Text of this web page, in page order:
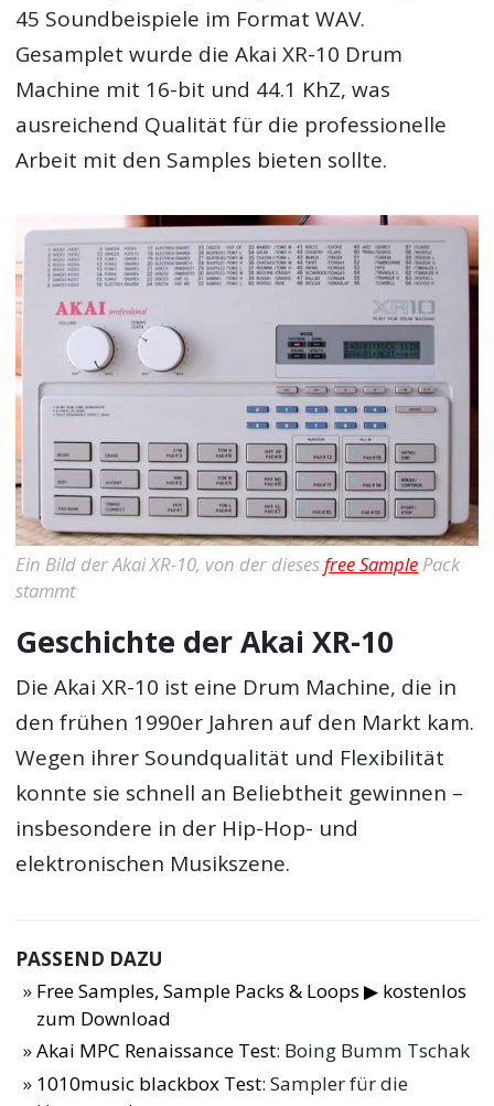
45 Soundbeispiele im Format WAV.
Gesamplet wurde die Akai XR-10 Drum
Machine mit 16-bit und 44.1 KhZ, was
ausreichend Qualität für die professionelle
Arbeit mit den Samples bieten sollte.
Ein Bild der Akai XR-10, von der diesesfree Sample Pack
stammt
Geschichte der Akai XR-10
Die Akai XR-10 ist eine Drum Machine, die in
den frühen 1990er Jahren auf den Markt kam.
Wegen ihrer Soundqualität und Flexibilität
konnte sie schnell an Beliebtheit gewinnen –
insbesondere in der Hip-Hop- und
elektronischen Musikszene.
PASSEND DAZU
Free Samples, Sample Packs & Loops ▶ kostenlos
zum Download
Akai MPC Renaissance Test: Boing Bumm Tschak
1010music blackbox Test: Sampler für die